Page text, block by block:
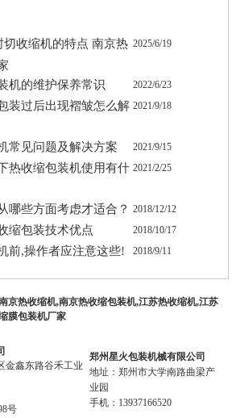
2025/6/19
收缩机的特点 南京热
2022/6/23
机的维护保养常识
2021/9/18
装过后出现褶皱怎么解
2021/9/15
常见问题及解决方案
2021/2/25
热收缩包装机使用有什
2018/12/12
哪些方面考虑才适合？
2018/10/17
缩包装技术优点
2018/9/11
前,操作者应注意这些!
京热收缩机,南京热收缩包装机,江苏热收缩机,江苏
膜包装机厂家
金鑫东路谷禾工业
号
郑州星火包装机械有限公司
地址：郑州市大学南路曲梁产
业园
手机：13937166520